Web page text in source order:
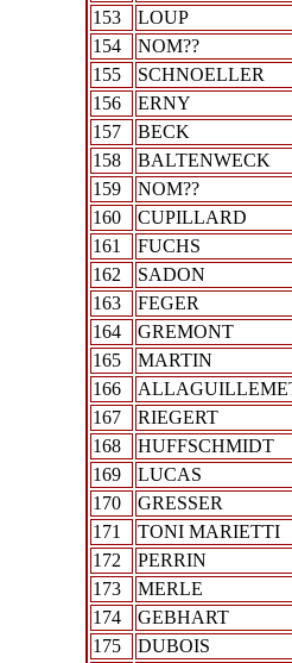
153
LOUP
154
NOM??
155
SCHNOELLER
156
ERNY
157
BECK
158
BALTENWECK
159
NOM??
160
CUPILLARD
161
FUCHS
162
SADON
163
FEGER
164
GREMONT
165
MARTIN
166
167
RIEGERT
168
HUFFSCHMIDT
169
LUCAS
170
GRESSER
171
TONI MARIETTI
172
PERRIN
173
MERLE
174
GEBHART
175
DUBOIS